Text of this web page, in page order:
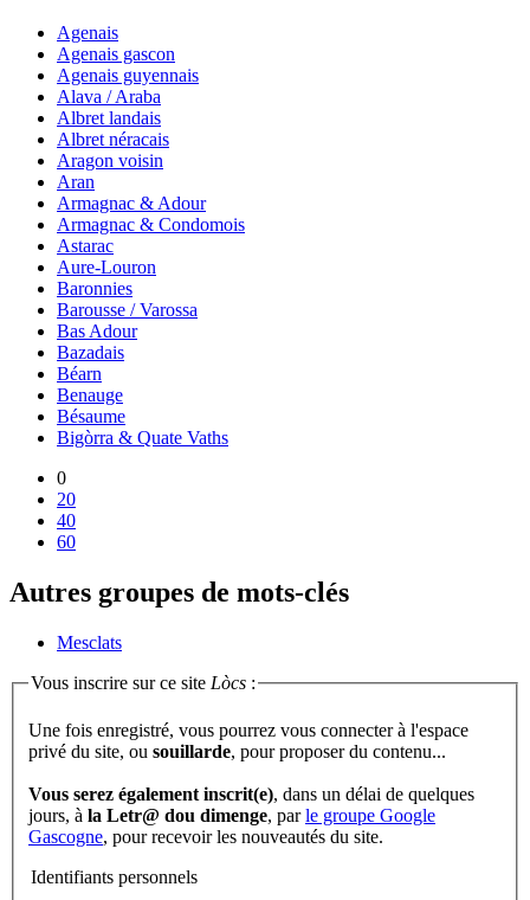
Agenais
Agenais gascon
Agenais guyennais
Alava / Araba
Albret landais
Albret néracais
Aragon voisin
Aran
Armagnac & Adour
Armagnac & Condomois
Astarac
Aure-Louron
Baronnies
Barousse / Varossa
Bas Adour
Bazadais
Béarn
Benauge
Bésaume
Bigòrra & Quate Vaths
0
20
40
60
Autres groupes de mots-clés
Mesclats
Vous inscrire sur ce site Lòcs :
Une fois enregistré, vous pourrez vous connecter à l'espace
privé du site, ou souillarde , pour proposer du contenu...
Vous serez également inscrit(e), dans un délai de quelques
jours, à la Letr@ dou dimenge, parle groupe Google
Gascogne, pour recevoir les nouveautés du site.
Identifiants personnels